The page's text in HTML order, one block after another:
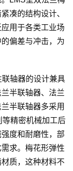
凑的结构设计、
用于各类工业场
偏差与冲击，为
轴器的设计兼具
半联轴器、法兰
半联轴器多采用
精密机械加工后
度和耐磨性，部
求。梅花形弹性
质，这种材料不